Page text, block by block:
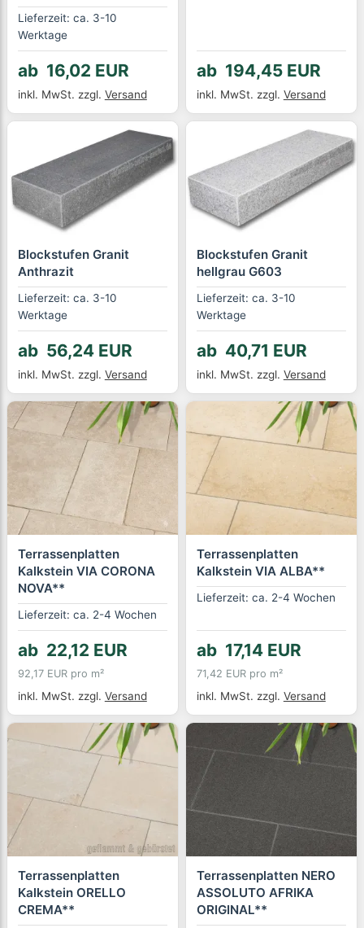
Lieferzeit: ca. 3-10
Werktage
ab 16,02 EUR
inkl. MwSt. zzgl. Versand
ab 194,45 EUR
inkl. MwSt. zzgl. Versand
Blockstufen Granit
Anthrazit
Lieferzeit: ca. 3-10
Werktage
ab 56,24 EUR
inkl. MwSt. zzgl. Versand
Blockstufen Granit
hellgrau G603
Lieferzeit: ca. 3-10
Werktage
ab 40,71 EUR
inkl. MwSt. zzgl. Versand
Terrassenplatten
Kalkstein VIA CORONA
NOVA**
Lieferzeit: ca. 2-4 Wochen
ab 22,12 EUR
92,17 EUR pro m²
inkl. MwSt. zzgl. Versand
Terrassenplatten
Kalkstein VIA ALBA**
Lieferzeit: ca. 2-4 Wochen
ab 17,14 EUR
71,42 EUR pro m²
inkl. MwSt. zzgl. Versand
Terrassenplatten
Kalkstein ORELLO
CREMA**
Terrassenplatten NERO
ASSOLUTO AFRIKA
ORIGINAL**